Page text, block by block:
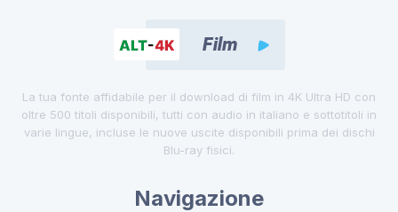
La tua fonte affidabile per il download di film in 4K Ultra HD con
oltre 500 titoli disponibili, tutti con audio in italiano e sottotitoli in
varie lingue, incluse le nuove uscite disponibili prima dei dischi
Blu-ray fisici.
Navigazione